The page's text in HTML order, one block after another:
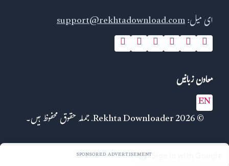
SPONSORED ADVERTISEMENT
ای میل:support@rekhtadownload.com
معاون زبانیں
EN
© 2026 Rekhta Downloader. جملہ حقوق محفوظ ہیں۔